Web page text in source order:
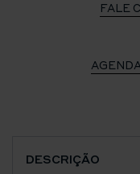
FALE
DESCRIÇÃO